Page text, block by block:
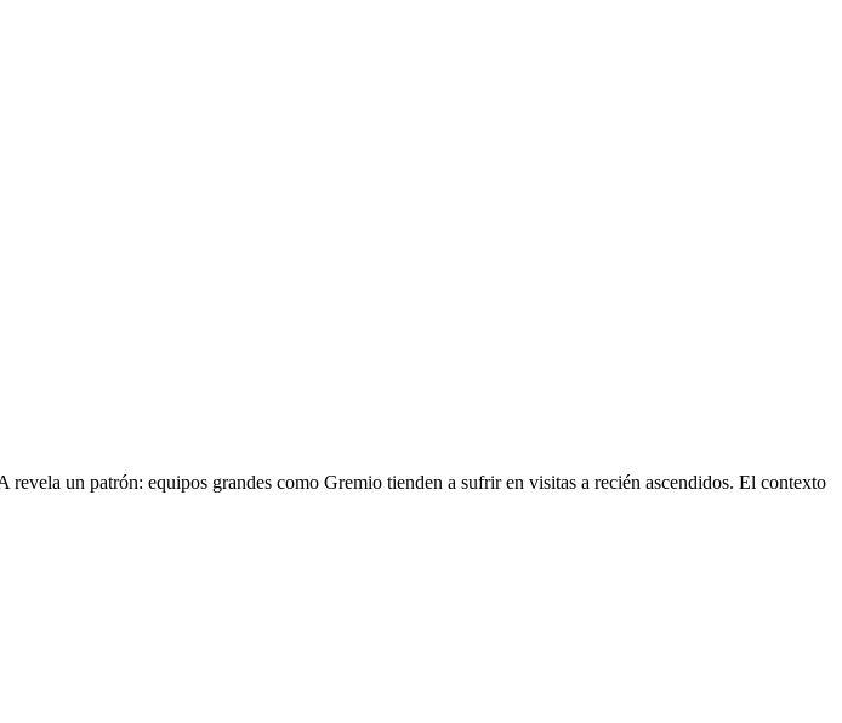
un patrón: equipos grandes como Gremio tienden a sufrir en visitas a recién ascendidos. El contexto